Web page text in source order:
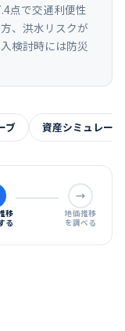
点で交通利便性
、洪水リスクが
検討時には防災
ブ 資産シミュレー
移
る
→
地価推移
を調べる